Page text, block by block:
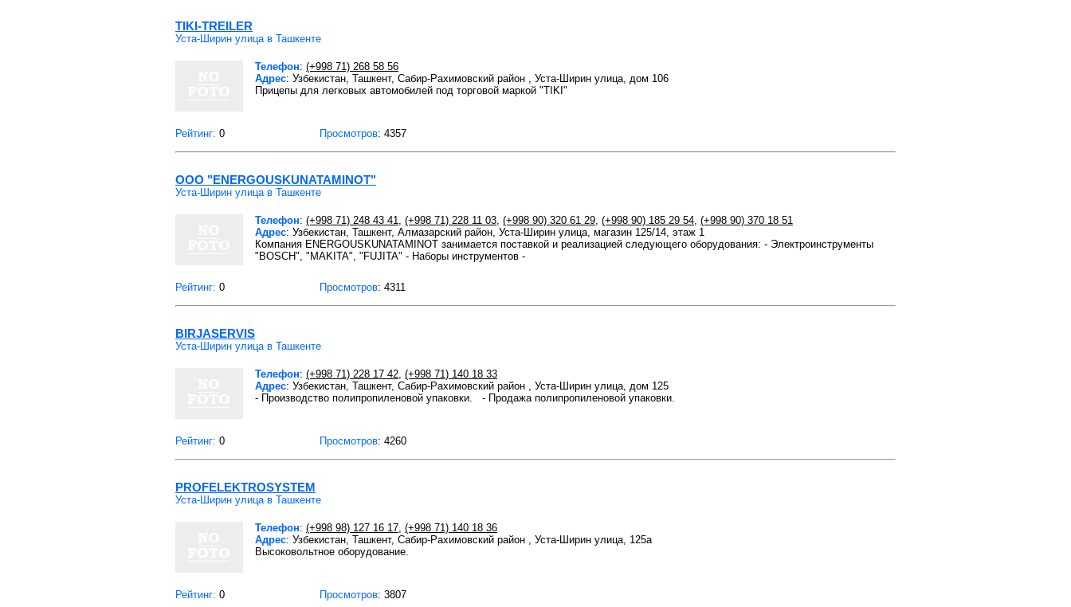
TIKI-TREILER
Уста-Ширин улица в Ташкенте
Телефон: (+998 71) 268 58 56
Адрес: Узбекистан, Ташкент, Сабир-Рахимовский район , Уста-Ширин улица, дом 106
Прицепы для легковых автомобилей под торговой маркой "TIKI"
Рейтинг: 0 Просмотров: 4357
ООО "ENERGOUSKUNATAMINOT"
Уста-Ширин улица в Ташкенте
Телефон: (+998 71) 248 43 41, (+998 71) 228 11 03, (+998 90) 320 61 29, (+998 90) 185 29 54, (+998 90) 370 18 51
Адрес: Узбекистан, Ташкент, Алмазарский район, Уста-Ширин улица, магазин 125/14, этаж 1
Компания ENERGOUSKUNATAMINOT занимается поставкой и реализацией следующего оборудования: - Электроинструменты
"BOSCH", "MAKITA", "FUJITA" - Наборы инструментов -
Рейтинг: 0 Просмотров: 4311
BIRJASERVIS
Уста-Ширин улица в Ташкенте
Телефон: (+998 71) 228 17 42, (+998 71) 140 18 33
Адрес: Узбекистан, Ташкент, Сабир-Рахимовский район , Уста-Ширин улица, дом 125
- Производство полипропиленовой упаковки. - Продажа полипропиленовой упаковки.
Рейтинг: 0 Просмотров: 4260
PROFELEKTROSYSTEM
Уста-Ширин улица в Ташкенте
Телефон: (+998 98) 127 16 17, (+998 71) 140 18 36
Адрес: Узбекистан, Ташкент, Сабир-Рахимовский район , Уста-Ширин улица, 125а
Высоковольтное оборудование.
Рейтинг: 0 Просмотров: 3807